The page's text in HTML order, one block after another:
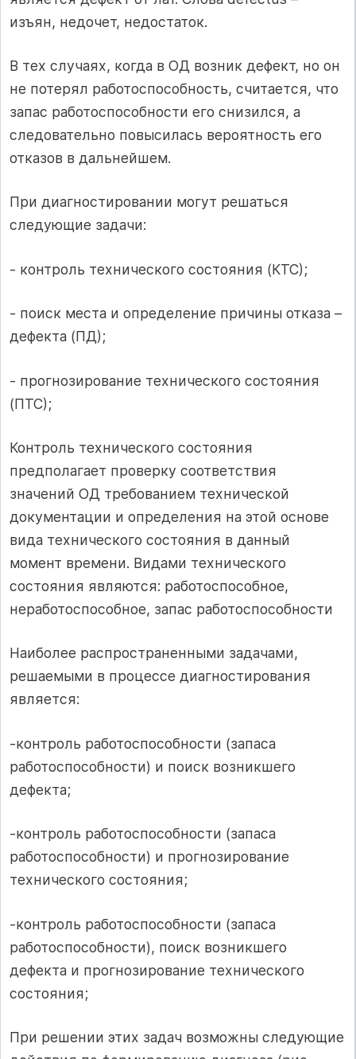
изъян, недочет, недостаток.
В тех случаях, когда в ОД возник дефект, но он
не потерял работоспособность, считается, что
запас работоспособности его снизился, а
следовательно повысилась вероятность его
отказов в дальнейшем.
При диагностировании могут решаться
следующие задачи:
- контроль технического состояния (КТС);
- поиск места и определение причины отказа –
дефекта (ПД);
- прогнозирование технического состояния
(ПТС);
Контроль технического состояния
предполагает проверку соответствия
значений ОД требованием технической
документации и определения на этой основе
вида технического состояния в данный
момент времени. Видами технического
состояния являются: работоспособное,
неработоспособное, запас работоспособности
Наиболее распространенными задачами,
решаемыми в процессе диагностирования
является:
-контроль работоспособности (запаса
работоспособности) и поиск возникшего
дефекта;
-контроль работоспособности (запаса
работоспособности) и прогнозирование
технического состояния;
-контроль работоспособности (запаса
работоспособности), поиск возникшего
дефекта и прогнозирование технического
состояния;
При решении этих задач возможны следующие